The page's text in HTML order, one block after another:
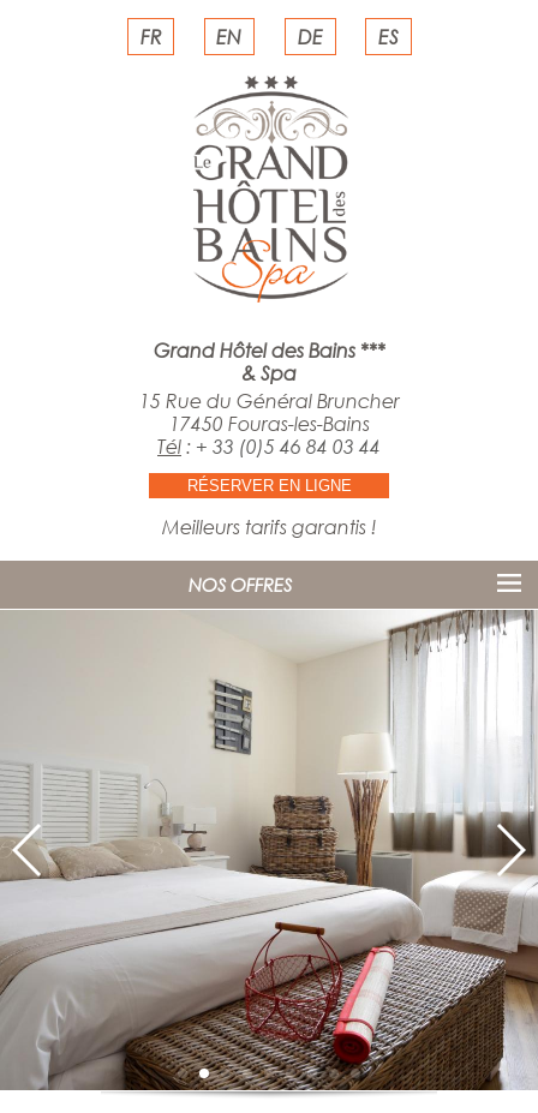
FR EN DE ES
Grand Hôtel des Bains ***
& Spa
15 Rue du Général Bruncher
17450 Fouras-les-Bains
Tél : + 33 (0)5 46 84 03 44
RÉSERVER EN LIGNE
Meilleurs tarifs garantis !
NOS OFFRES